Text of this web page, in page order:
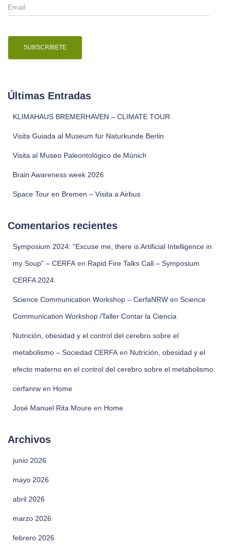
E
m
i
Últimas Entradas
KLIMAHAUS BREMERHAVEN – CLIMATE TOUR
Visita Guiada al Museum für Naturkunde Berlin
Visita al Museo Paleontológico de Múnich
Brain Awareness week 2026
Space Tour en Bremen – Visita a Airbus
Comentarios recientes
Symposium 2024: “Excuse me, there is Artificial Intelligence in
my Soup” – CERFA en Rapid Fire Talks Call – Symposium
CERFA 2024
Science Communication Workshop – CerfaNRW en Science
Communication Workshop /Taller Contar la Ciencia
Nutrición, obesidad y el control del cerebro sobre el
metabolismo – Sociedad CERFA en Nutrición, obesidad y el
efecto materno en el control del cerebro sobre el metabolismo.
cerfanrw en Home
José Manuel Rita Moure en Home
Archivos
junio 2026
mayo 2026
abril 2026
marzo 2026
febrero 2026